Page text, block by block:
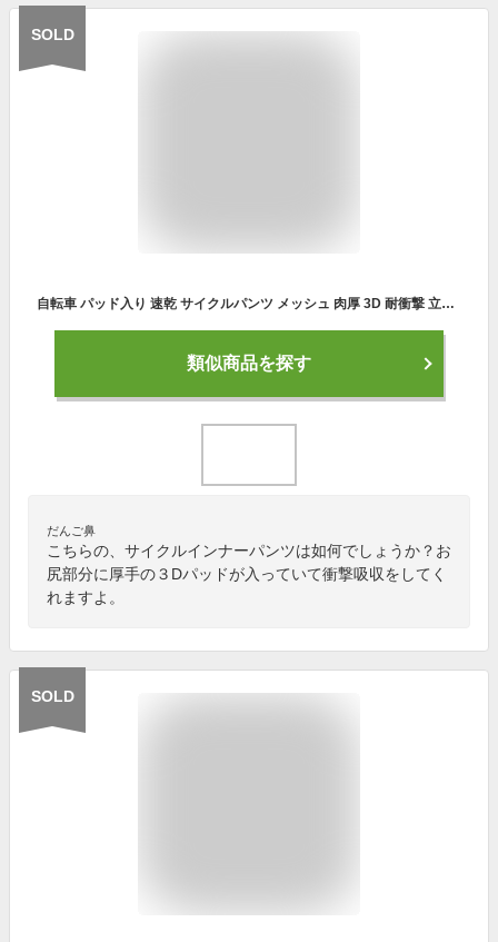
SOLD
自転車 パッド入り 速乾 サイクルパンツ メッシュ 肉厚 3D 耐衝撃 立体 厚手 スポンジパッド シリコンパッド 【送料無料】サイクリングパンツ 吸汗 耐衝撃 ロードバイク サイクリング パンツ インナーパンツ
類似商品を探す
だんご鼻
こちらの、サイクルインナーパンツは如何でしょうか？お
尻部分に厚手の３Dパッドが入っていて衝撃吸収をしてく
れますよ。
SOLD